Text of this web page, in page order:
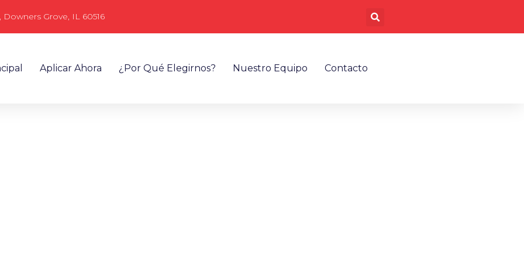
Downers Grove, IL 60516 Buscar
Aplicar Ahora ¿Por Qué Elegirnos? Nuestro Equipo Contacto